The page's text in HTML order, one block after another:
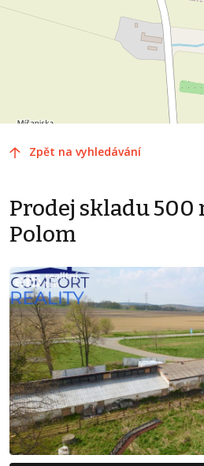
Zpět na vyhledávání
Prodej skladu 500
Polom